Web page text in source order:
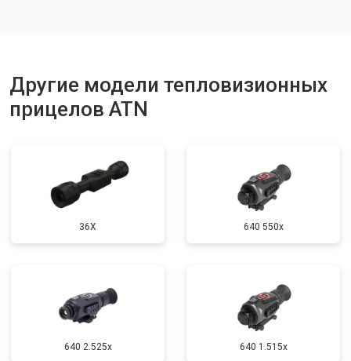
Другие модели тепловизионных
прицелов ATN
36X 640 550x
640 2.525x 640 1.515x